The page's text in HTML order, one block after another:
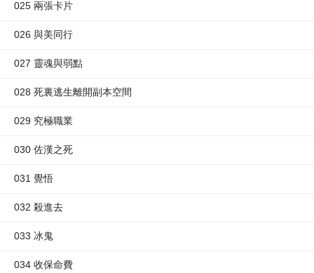
025 兩張卡片
026 與美同行
027 靈魂與弱點
028 死裏逃生離開副本空間
029 究極職業
030 佐漢之死
031 覺悟
032 殺進去
033 冰鬼
034 收保命費